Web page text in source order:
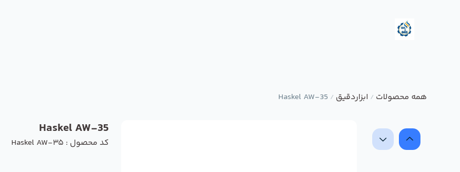
همه محصولات / ابزاردقیق /
Haskel AW-35
Haskel AW-35
کد محصول : Haskel AW-35